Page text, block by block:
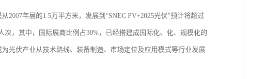
2007年届的1.5万平方米，发展到“SNEC PV+2025光伏”预计将超过
次，其中，国际展商比例占30%，已经搭建成国际化、化、规模化的
光伏产业从技术路线、装备制造、市场定位及应用模式等行业发展